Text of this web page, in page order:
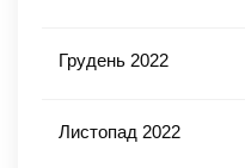
Грудень 2022
Листопад 2022